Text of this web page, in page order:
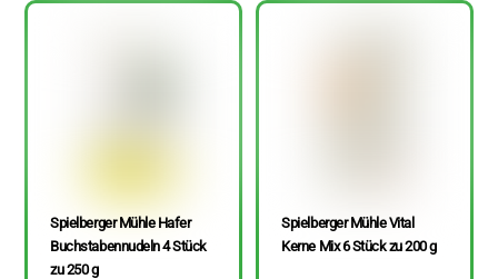
Spielberger Mühle Hafer
Buchstabennudeln 4 Stück
zu 250 g
Spielberger Mühle Vital
Kerne Mix 6 Stück zu 200 g